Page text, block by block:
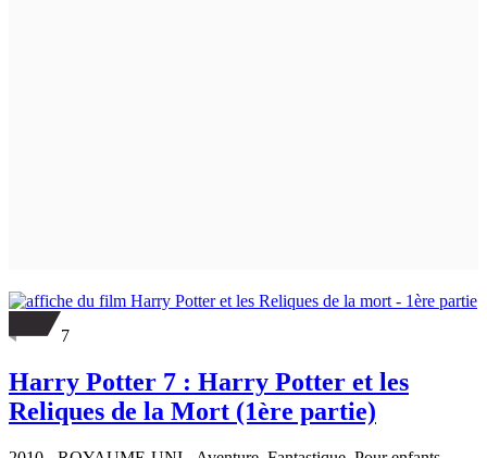
7
Harry Potter 7 : Harry Potter et les
Reliques de la Mort (1ère partie)